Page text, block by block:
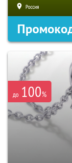
Россия
до 100%